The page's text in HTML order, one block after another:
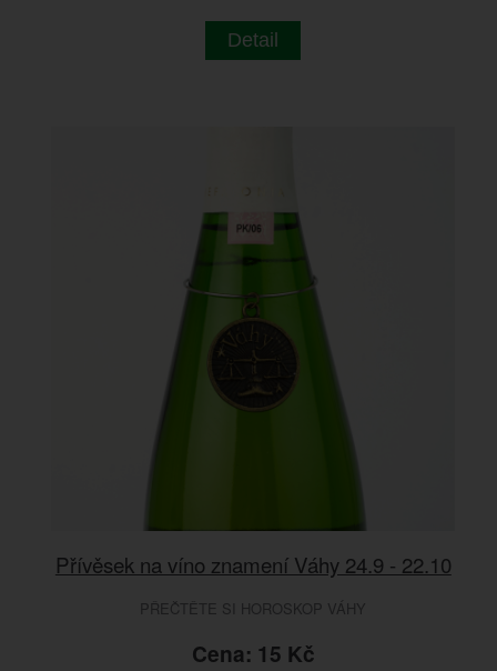
Detail
Přívěsek na víno znamení Váhy 24.9 - 22.10
PŘEČTĚTE SI HOROSKOP VÁHY
Cena: 15 Kč